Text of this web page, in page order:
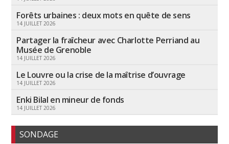
Forêts urbaines : deux mots en quête de sens
14 JUILLET 2026
Partager la fraîcheur avec Charlotte Perriand au
Musée de Grenoble
14 JUILLET 2026
Le Louvre ou la crise de la maîtrise d’ouvrage
14 JUILLET 2026
Enki Bilal en mineur de fonds
14 JUILLET 2026
SONDAGE